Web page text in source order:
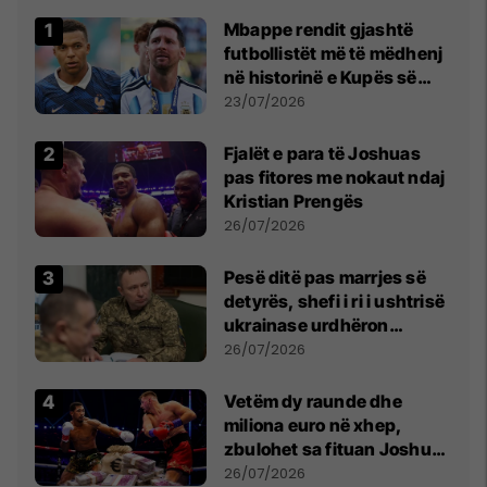
Mbappe rendit gjashtë
futbollistët më të mëdhenj
në historinë e Kupës së
Botës, Messi mbetet i dyti
23/07/2026
Fjalët e para të Joshuas
pas fitores me nokaut ndaj
Kristian Prengës
26/07/2026
Pesë ditë pas marrjes së
detyrës, shefi i ri i ushtrisë
ukrainase urdhëron
kontroll të madh
26/07/2026
Vetëm dy raunde dhe
miliona euro në xhep,
zbulohet sa fituan Joshua
e Prenga
26/07/2026